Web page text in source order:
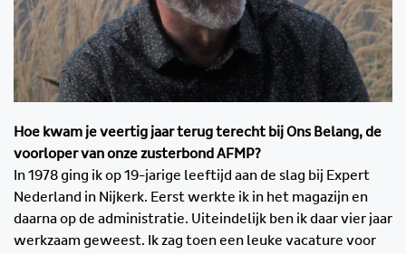
Hoe kwam je veertig jaar terug terecht bij Ons Belang, de
voorloper van onze zusterbond AFMP?
In 1978 ging ik op 19-jarige leeftijd aan de slag bij Expert
Nederland in Nijkerk. Eerst werkte ik in het magazijn en
daarna op de administratie. Uiteindelijk ben ik daar vier jaar
werkzaam geweest. Ik zag toen een leuke vacature voor